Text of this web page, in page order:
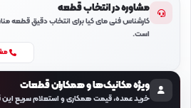
مشاوره در انتخاب قطعه
کارشناس فنی مای کیا برای انتخاب دقیق قطعه
است.
ویژه مکانیک‌ها و همکاران قطعات
خرید عمده، قیمت همکاری و استعلام سریع